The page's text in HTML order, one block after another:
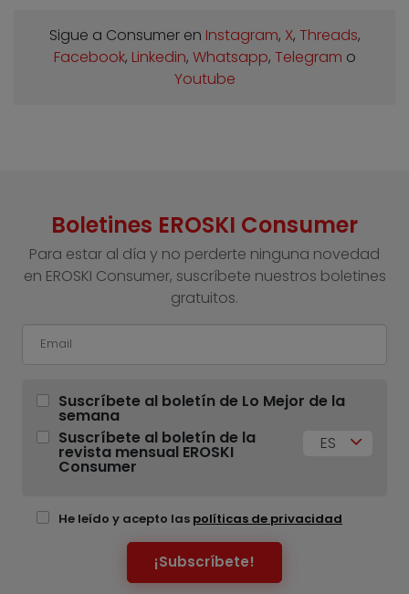
Sigue a Consumer en Instagram, X, Threads,
Facebook, Linkedin, Whatsapp, Telegram o
Youtube
Boletines EROSKI Consumer
Para estar al día y no perderte ninguna novedad
en EROSKI Consumer, suscríbete nuestros boletines
gratuitos.
Suscríbete al boletín de Lo Mejor de la
semana
Suscríbete al boletín de la
revista mensual EROSKI
Consumer
ES
He leído y acepto las políticas de privacidad
¡Subscríbete!